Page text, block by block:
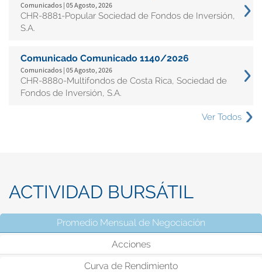
Comunicados | 05 Agosto, 2026
CHR-8881-Popular Sociedad de Fondos de Inversión,
S.A.
Comunicado Comunicado 1140/2026
Comunicados | 05 Agosto, 2026
CHR-8880-Multifondos de Costa Rica, Sociedad de
Fondos de Inversión, S.A.
Ver Todos
ACTIVIDAD BURSÁTIL
Promedio Mensual de Negociación
Acciones
Curva de Rendimiento